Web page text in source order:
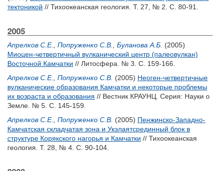
тектоникой // Тихоокеанская геология. Т. 27, № 2. С. 80-91.
2005
Апрелков С.Е. Попруженко С.В. Буланова А.Б. (2005)
Миоцен-четвертичный вулканический центр (палеовулкан)
Восточной Камчатки // Литосфера. № 3. С. 159-166.
Апрелков С.Е.
Попруженко С.В. (2005) Неоген-четвертичные
вулканические образования Камчатки и некоторые проблемы
их возраста и образования // Вестник КРАУНЦ. Серия: Науки о
Земле. № 5. С. 145-159.
Апрелков С.Е.
Попруженко С.В. (2005) Пенжинско-Западно-
Камчатская складчатая зона и Укэлаятсрединный блок в
структуре Корякского нагорья и Камчатки // Тихоокеанская
геология. Т. 28, № 4. С. 90-104.